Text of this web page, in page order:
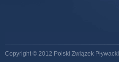
Copyright © 2012 Polski Związek Pływacki